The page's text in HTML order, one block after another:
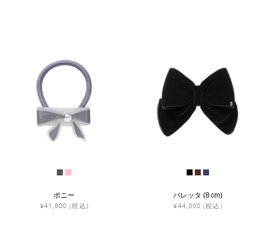
ポニー
¥41,800 (税込)
バレッタ (8 cm)
¥44,000 (税込)